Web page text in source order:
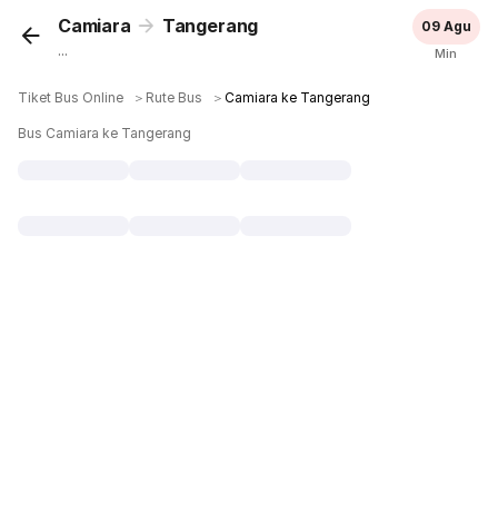
Camiara Tangerang
...
09 Agu
Min
Tiket Bus Online ＞ Rute Bus ＞Camiara ke Tangerang
Bus Camiara ke Tangerang